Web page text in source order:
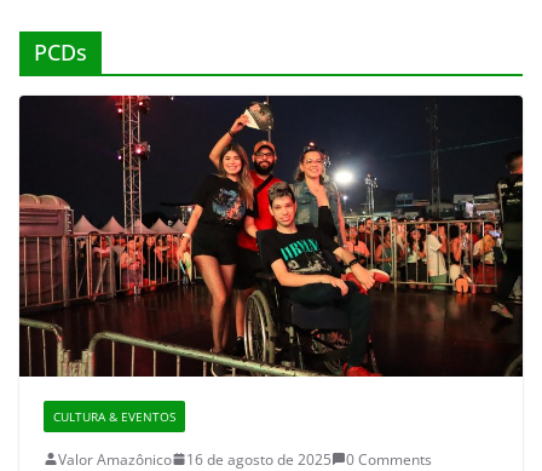
PCDs
CULTURA & EVENTOS
Valor Amazônico 16 de agosto de 2025
0 Comments